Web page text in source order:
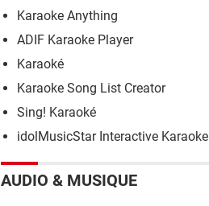
Karaoke Anything
ADIF Karaoke Player
Karaoké
Karaoke Song List Creator
Sing! Karaoké
idolMusicStar Interactive Karaoke
AUDIO & MUSIQUE